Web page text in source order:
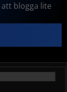
blogga lite